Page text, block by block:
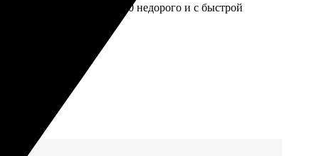
печать фотографий 15х20 недорого и с быстрой